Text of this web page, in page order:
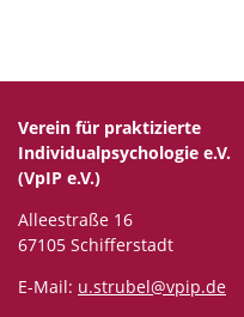
Verein für praktizierte
Individualpsychologie e.V.
(VpIP e.V.)
Alleestraße 16
67105 Schifferstadt
E-Mail: u.strubel@vpip.de